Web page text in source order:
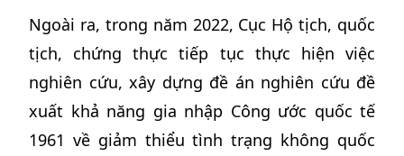
Ngoài ra, trong năm 2022, Cục Hộ tịch, quốc
tịch, chứng thực tiếp tục thực hiện việc
nghiên cứu, xây dựng đề án nghiên cứu đề
xuất khả năng gia nhập Công ước quốc tế
1961 về giảm thiểu tình trạng không quốc